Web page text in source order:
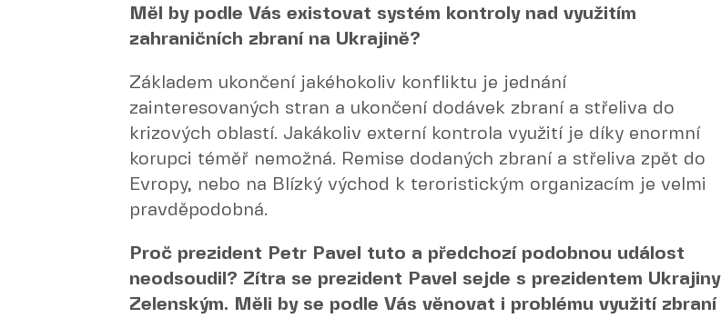
Měl by podle Vás existovat systém kontroly nad využitím
zahraničních zbraní na Ukrajině?
Základem ukončení jakéhokoliv konfliktu je jednání
zainteresovaných stran a ukončení dodávek zbraní a střeliva do
krizových oblastí. Jakákoliv externí kontrola využití je díky enormní
korupci téměř nemožná. Remise dodaných zbraní a střeliva zpět do
Evropy, nebo na Blízký východ k teroristickým organizacím je velmi
pravděpodobná.
Proč prezident Petr Pavel tuto a předchozí podobnou událost
neodsoudil? Zítra se prezident Pavel sejde s prezidentem Ukrajiny
Zelenským. Měli by se podle Vás věnovat i problému využití zbraní